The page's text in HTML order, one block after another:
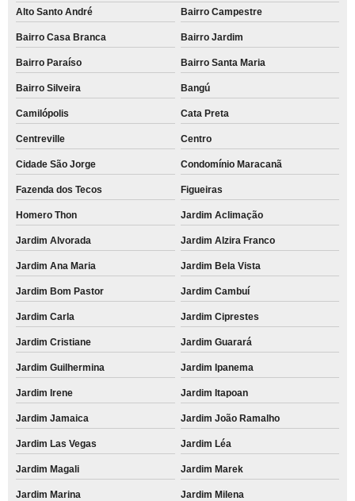
Alto Santo André Bairro Campestre
Bairro Casa Branca Bairro Jardim
Bairro Paraíso Bairro Santa Maria
Bairro Silveira Bangú
Camilópolis Cata Preta
Centreville Centro
Cidade São Jorge Condomínio Maracanã
Fazenda dos Tecos Figueiras
Homero Thon Jardim Aclimação
Jardim Alvorada Jardim Alzira Franco
Jardim Ana Maria Jardim Bela Vista
Jardim Bom Pastor Jardim Cambuí
Jardim Carla Jardim Ciprestes
Jardim Cristiane Jardim Guarará
Jardim Guilhermina Jardim Ipanema
Jardim Irene Jardim Itapoan
Jardim Jamaica Jardim João Ramalho
Jardim Las Vegas Jardim Léa
Jardim Magali Jardim Marek
Jardim Marina Jardim Milena